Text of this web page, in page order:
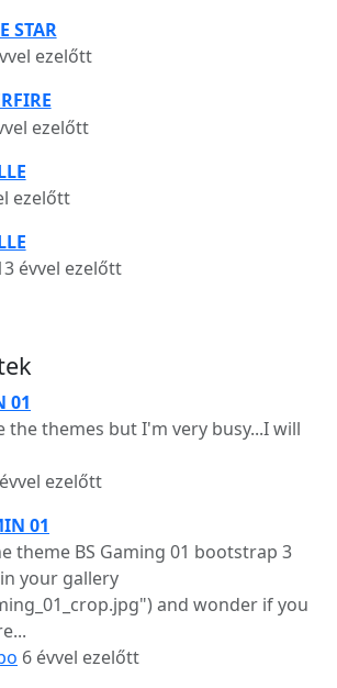
STAR
ezelőtt
ezelőtt
ezelőtt
évvel ezelőtt
01
the themes but I'm very busy...I will
ezelőtt
01
theme BS Gaming 01 bootstrap 3
your gallery
and wonder if you
6 évvel ezelőtt